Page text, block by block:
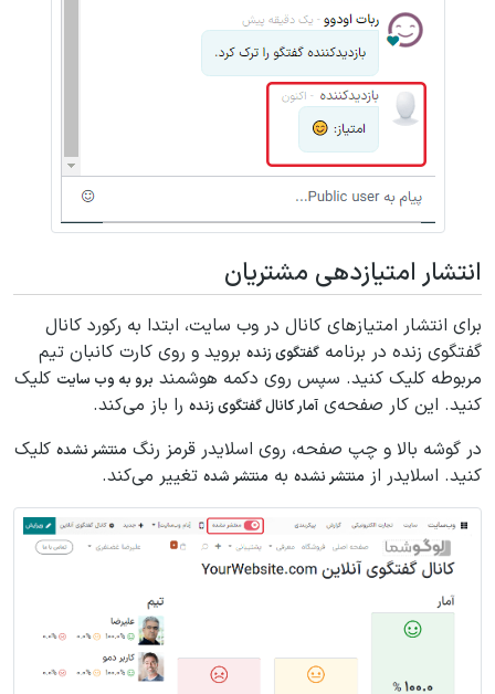
انتشار امتیازدهی مشتریان
برای انتشار امتیازهای کانال در وب سایت، ابتدا به رکورد کانال
گفتگوی زنده در برنامه گفتگوی زنده بروید و روی کارت کانبان تیم
مربوطه کلیک کنید. سپس روی دکمه هوشمند برو به وب سایت کلیک
کنید. این کار صفحه‌ی آمار کانال گفتگوی زنده را باز می‌کند.
در گوشه بالا و چپ صفحه، روی اسلایدر قرمز رنگ منتشر نشده کلیک
کنید. اسلایدر از منتشر نشده به منتشر شده تغییر می‌کند.